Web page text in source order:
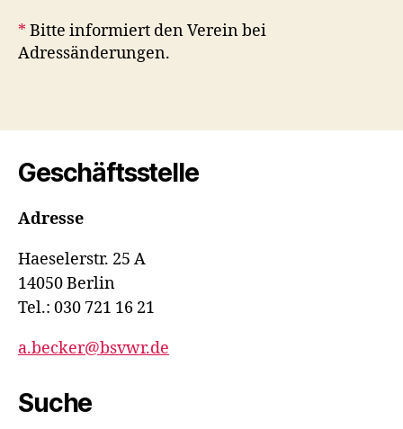
* Bitte informiert den Verein bei
Adressänderungen.
Geschäftsstelle
Adresse
Haeselerstr. 25 A
14050 Berlin
Tel.: 030 721 16 21
a.becker@bsvwr.de
Suche